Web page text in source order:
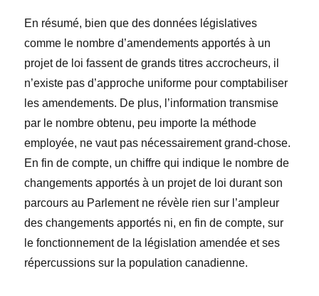
En résumé, bien que des données législatives
comme le nombre d’amendements apportés à un
projet de loi fassent de grands titres accrocheurs, il
n’existe pas d’approche uniforme pour comptabiliser
les amendements. De plus, l’information transmise
par le nombre obtenu, peu importe la méthode
employée, ne vaut pas nécessairement grand-chose.
En fin de compte, un chiffre qui indique le nombre de
changements apportés à un projet de loi durant son
parcours au Parlement ne révèle rien sur l’ampleur
des changements apportés ni, en fin de compte, sur
le fonctionnement de la législation amendée et ses
répercussions sur la population canadienne.